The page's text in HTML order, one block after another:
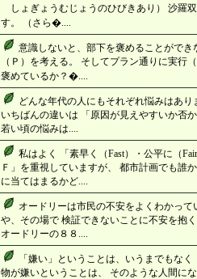
しょぎょうむじょうのひびきあり） 沙羅
す。 （さら�....
意識しないと、部下を褒めることがで
（Ｐ）を考える。 そしてプラン通りに実行
褒めているか？�....
どんな年代の人にもそれぞれ悩みはあ
いちばんの違いは 「原因が見えやすいか否
若い頃の悩みは....
私はよく 「素早く（Fast）・公平に（
Ｆ」を重視していますが、 都市計画でも誰
に当てはまるかど....
オードリーは市民の不安をよくわかっ
や、その場で 検証できないことに不安を抱
オードリーの８８....
「嫌い」ということは、いうまでもな
物が嫌いということは、 そのような人間に